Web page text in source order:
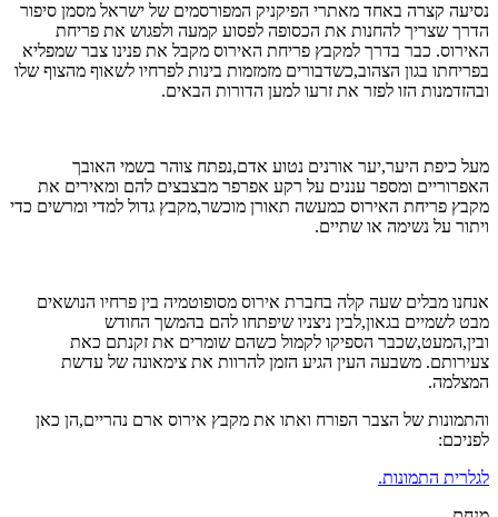
נסיעה קצרה באחד מאתרי הפיקניק המפורסמים של ישראל מסמן סיפור
הדרך שצריך להחנות את הכסופה לפסוע קמעה ולפגוש את פריחת
האירוס. כבר בדרך למקבץ פריחת האירוס מקבל את פנינו צבר שמפליא
בפריחתו בגון הצהוב,כשדבורים מזמזמות בינות לפרחיו לשאוף מהצוף שלו
ובהזדמנות הזו לפזר את זרעו למען הדורות הבאים.
מעל כיפת היער,יער אורנים נטוע אדם,נפתח צוהר בשמי האובך
האפרוריים ומספר עננים על רקע אפרפר מבצבצים להם ומאירים את
מקבץ פריחת האירוס כמעשה תאורן מוכשר,מקבץ גדול למדי ומרשים כדי
ויתור על נשימה או שתיים.
אנחנו מבלים שעה קלה בחברת אירוס מסופוטמיה בין פרחיו הנושאים
מבט לשמיים בגאון,לבין ניצניו שיפתחו להם בהמשך החודש
ובין,המעט,שכבר הספיקו לקמול כשהם שומרים את זקנתם כאת
צעירותם. משבעה העין הגיע הזמן להרוות את צימאונה של עדשת
המצלמה.
והתמונות של הצבר הפורח ואתו את מקבץ אירוס ארם נהריים,הן כאן
לפניכם:
לגלרית התמונות.